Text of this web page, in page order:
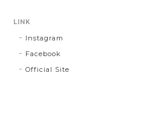
LINK
Instagram
Facebook
Official Site